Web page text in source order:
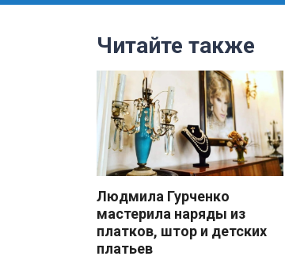
Читайте также
Людмила Гурченко
мастерила наряды из
платков, штор и детских
платьев